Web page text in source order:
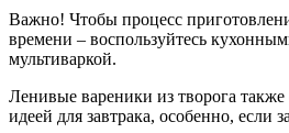
Важно! Чтобы процесс
времени – воспользуйтесь
мультиваркой.
Ленивые вареники из творога также
идеей для завтрака, особенно, если